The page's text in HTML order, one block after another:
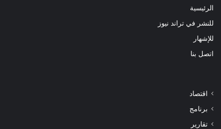
الرئيسية
للنشر في تراند نيوز
للإشهار
اتصل بنا
اقتصاد
برنامج
تقارير